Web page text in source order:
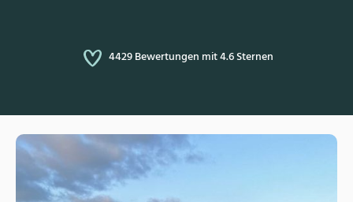
4429 Bewertungen mit 4.6 Sternen